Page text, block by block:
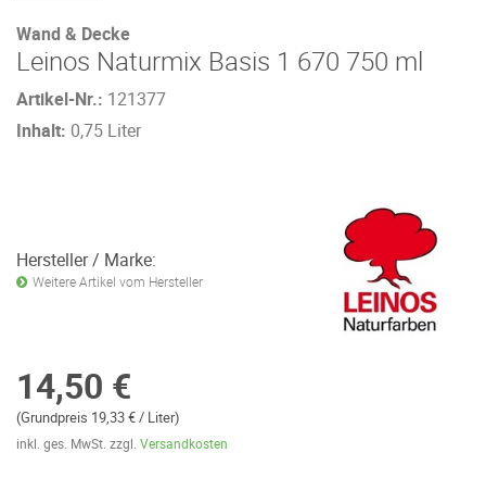
Wand & Decke
Leinos Naturmix Basis 1 670 750 ml
Artikel-Nr.: 121377
Inhalt: 0,75 Liter
Hersteller / Marke:
Weitere Artikel vom Hersteller
14,50 €
(Grundpreis 19,33 € / Liter)
inkl. ges. MwSt. zzgl. Versandkosten